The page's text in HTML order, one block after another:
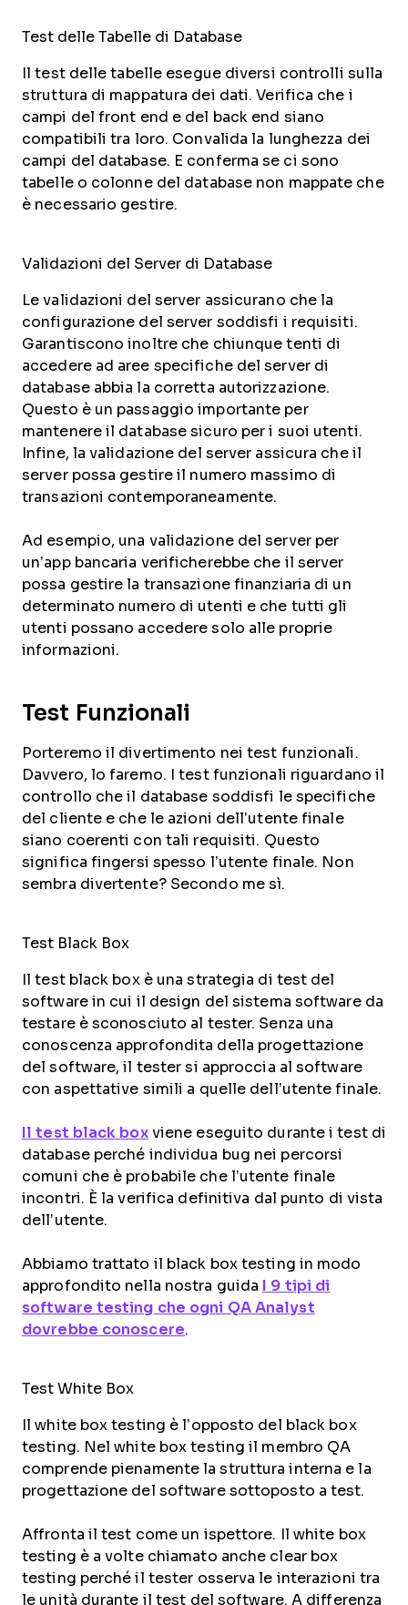
Test delle Tabelle di Database
Il test delle tabelle esegue diversi controlli sulla
struttura di mappatura dei dati. Verifica che i
campi del front end e del back end siano
compatibili tra loro. Convalida la lunghezza dei
campi del database. E conferma se ci sono
tabelle o colonne del database non mappate che
è necessario gestire.
Validazioni del Server di Database
Le validazioni del server assicurano che la
configurazione del server soddisfi i requisiti.
Garantiscono inoltre che chiunque tenti di
accedere ad aree specifiche del server di
database abbia la corretta autorizzazione.
Questo è un passaggio importante per
mantenere il database sicuro per i suoi utenti.
Infine, la validazione del server assicura che il
server possa gestire il numero massimo di
transazioni contemporaneamente.
Ad esempio, una validazione del server per
un’app bancaria verificherebbe che il server
possa gestire la transazione finanziaria di un
determinato numero di utenti e che tutti gli
utenti possano accedere solo alle proprie
informazioni.
Test Funzionali
Porteremo il divertimento nei test funzionali.
Davvero, lo faremo. I test funzionali riguardano il
controllo che il database soddisfi le specifiche
del cliente e che le azioni dell’utente finale
siano coerenti con tali requisiti. Questo
significa fingersi spesso l’utente finale. Non
sembra divertente? Secondo me sì.
Test Black Box
Il test black box è una strategia di test del
software in cui il design del sistema software da
testare è sconosciuto al tester. Senza una
conoscenza approfondita della progettazione
del software, il tester si approccia al software
con aspettative simili a quelle dell’utente finale.
Il test black boxviene eseguito durante i test di
database perché individua bug nei percorsi
comuni che è probabile che l’utente finale
incontri. È la verifica definitiva dal punto di vista
dell’utente.
Abbiamo trattato il black box testing in modo
approfondito nella nostra guida
I 9 tipi di
software testing che ogni QA Analyst
dovrebbe conoscere.
Test White Box
Il white box testing è l’opposto del black box
testing. Nel white box testing il membro QA
comprende pienamente la struttura interna e la
progettazione del software sottoposto a test.
Affronta il test come un ispettore. Il white box
testing è a volte chiamato anche clear box
testing perché il tester osserva le interazioni tra
le unità durante il test del software. A differenza